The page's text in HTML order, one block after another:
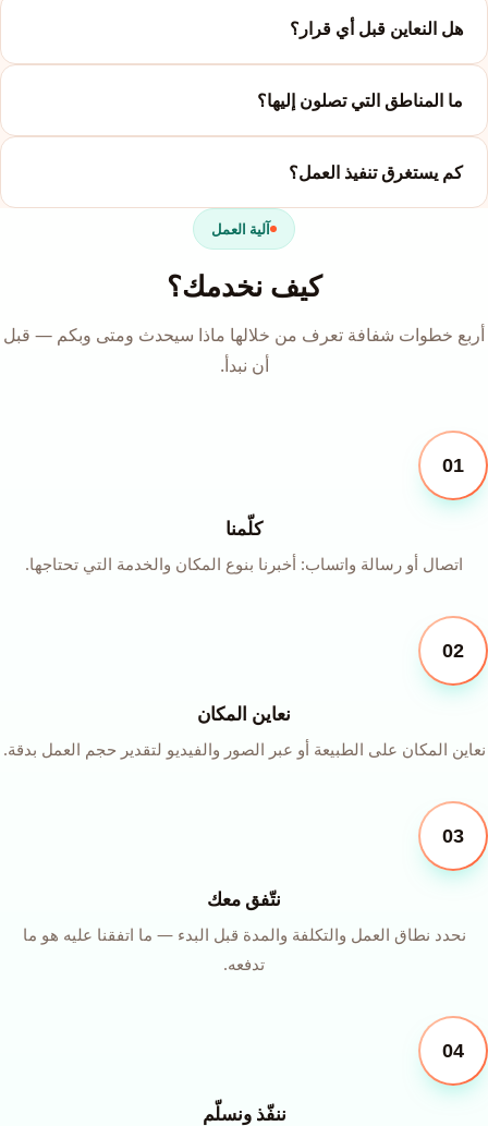
هل النعاين قبل أي قرار؟
ما المناطق التي تصلون إليها؟
كم يستغرق تنفيذ العمل؟
آلية العمل
كيف نخدمك؟
أربع خطوات شفافة تعرف من خلالها ماذا سيحدث ومتى وبكم — قبل
أن نبدأ.
01
كلّمنا
اتصال أو رسالة واتساب: أخبرنا بنوع المكان والخدمة التي تحتاجها.
02
نعاين المكان
نعاين المكان على الطبيعة أو عبر الصور والفيديو لتقدير حجم العمل بدقة.
03
نتّفق معك
نحدد نطاق العمل والتكلفة والمدة قبل البدء — ما اتفقنا عليه هو ما
تدفعه.
04
ننفّذ ونسلّم